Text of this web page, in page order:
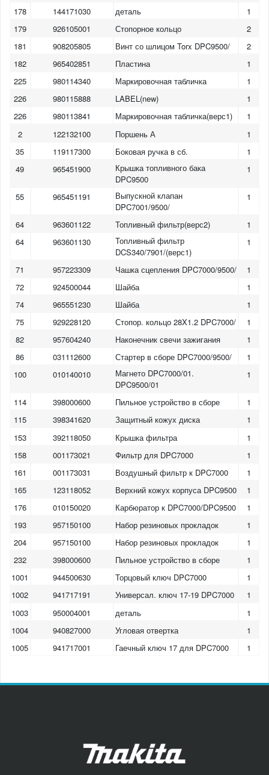
178
144171030 деталь
1
179
926105001 Стопорное кольцо
2
181
908205805 Винт со шлицом Torx DPC9500/
2
182
965402851 Пластина
1
225
980114340 Маркировочная табличка
1
226
980115888 LABEL(new)
1
226
980113841 Маркировочная табличка(верс1)
1
2
122132100 Поршень А
1
35
119117300 Боковая ручка в сб.
1
49
965451900
Крышка топливного бака
DPC9500
1
55 965451191
Выпускной клапан
DPC7001/9500/
1
64 963601122 Топливный фильтр(верс2)
1
64
963601130
Топливный фильтр
DCS340/7901/(верс1)
1
71 957223309 Чашка сцепления DPC7000/9500/
1
72
924500044 Шайба
1
74
965551230 Шайба
1
75
929228120 Стопор. кольцо 28X1.2 DPC7000/
1
82
957604240 Наконечник свечи зажигания
1
86
031112600 Стартер в сборе DPC7000/9500/
1
100
010140010
Магнето DPC7000/01.
DPC9500/01
1
114 398000600 Пильное устройство в сборе
1
115
398341620 Защитный кожух диска
1
153
392118050 Крышка фильтра
1
158
001173021 Фильтр для DPC7000
1
161
001173031 Воздушный фильтр к DPC7000
1
165
123118052 Верхний кожух корпуса DPC9500
1
176
010150020 Карбюратор к DPC7000/DPC9500
1
193
957150100 Набор резиновых прокладок
1
204
957150100 Набор резиновых прокладок
1
232
398000600 Пильное устройство в сборе
1
1001
944500630 Торцовый ключ DPC7000
1
1002
941717191 Универсал. ключ 17-19 DPC7000
1
1003
950004001 деталь
1
1004
940827000 Угловая отвертка
1
1005
941717001 Гаечный ключ 17 для DPC7000 1